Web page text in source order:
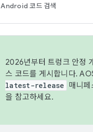
Android 코드 검색
2026년부터 트렁크 안정
스 코드를 게시합니다.
latest-release
매니
을 참고하세요.